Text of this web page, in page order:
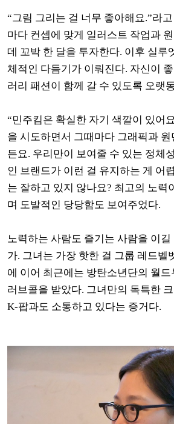
“그림 그리는 걸 너무 좋아해요.”라
마다 컨셉에 맞게 일러스트 작업과
데 꼬박 한 달을 투자한다. 이후 실루
체적인 다듬기가 이뤄진다. 자신이
러리 패션이 함께 갈 수 있도록 오랫
“민주킴은 확실한 자기 색깔이 있어
을 시도하면서 그때마다 그래픽과 원
든요. 우리만이 보여줄 수 있는 정체
인 브랜드가 이런 걸 유지하는 게 어
는 잘하고 있지 않나요? 최고의 노력
며 도발적인 당당함도 보여주었다.
노력하는 사람도 즐기는 사람을 이
가. 그녀는 가장 핫한 걸 그룹 레드벨
에 이어 최근에는 방탄소년단의 월
러브콜을 받았다. 그녀만의 독특한
K-팝과도 소통하고 있다는 증거다.